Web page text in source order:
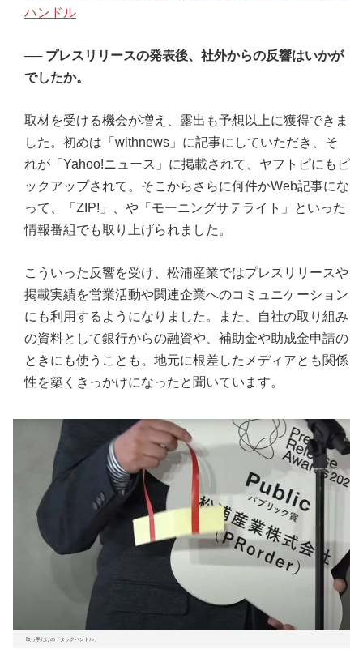
ハンドル
── プレスリリースの発表後、社外からの反響はいかが
でしたか。
取材を受ける機会が増え、露出も予想以上に獲得できま
した。初めは「withnews」に記事にしていただき、そ
れが「Yahoo!ニュース」に掲載されて、ヤフトピにもピ
ックアップされて。そこからさらに何件かWeb記事にな
って、「ZIP!」、や「モーニングサテライト」といった
情報番組でも取り上げられました。
こういった反響を受け、松浦産業ではプレスリリースや
掲載実績を営業活動や関連企業へのコミュニケーション
にも利用するようになりました。また、自社の取り組み
の資料として銀行からの融資や、補助金や助成金申請の
ときにも使うことも。地元に根差したメディアとも関係
性を築くきっかけになったと聞いています。
取っ手だけの「タックハンドル」